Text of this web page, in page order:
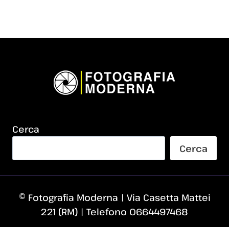
Cerca
Cerca
© Fotografia Moderna | Via Casetta Mattei
221 (RM) | Telefono 0664497468